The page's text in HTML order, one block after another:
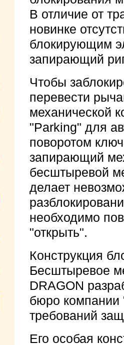
В отличие от
новинке
блокирующим
запирающий
Чтобы
перевести
механической
"Parking" для
поворотом
запирающий
бесштыревой
делает
необходимо
"открыть".
Конструкция
Бесштыревое
DRAGON
бюро
требований
Его особая